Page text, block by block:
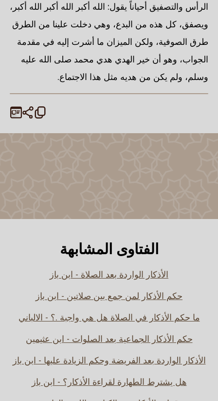
الرأس والتصفيق أحياناً يقول: الله أكبر الله أكبر الله أكبر،
ويصفق، كل هذه من البدع، وهي دخلت علينا من الطرق
طرق الصوفية، ولكن الميزان ما أشرت إليه في مقدمة
الجواب، وهو أن خير الهدي هدي محمد صلى الله عليه
وسلم، ولم يكن من هديه مثل هذا الاجتماع.
الفتاوى المشابهة
الأذكار الواردة بعد الصلاة - ابن باز
حكم الأذكار لمن جمع بين صلاتين - ابن باز
ما حكم الأذكار في الصلاة هل هي واجبة .؟ - الالباني
حكم الأذكار الجماعية بعد الصلوات - ابن عثيمين
الأذكار الواردة بعد الفريضة وحكم الزيادة عليها - ابن باز
هل يشترط الطهارة لقراءة الأذكار؟ - ابن باز